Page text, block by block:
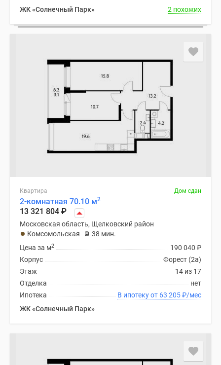
ЖК «Солнечный Парк»
2 похожих
Квартира Дом сдан
2-комнатная 70.10 м2
13 321 804 ₽
Московская область, Щелковский район
Комсомольская
38 мин.
190 040 ₽
Цена за м2
Форест (2а)
Корпус
14 из 17
Этаж
нет
Отделка
В ипотеку от 63 205₽/мес
Ипотека
ЖК «Солнечный Парк»